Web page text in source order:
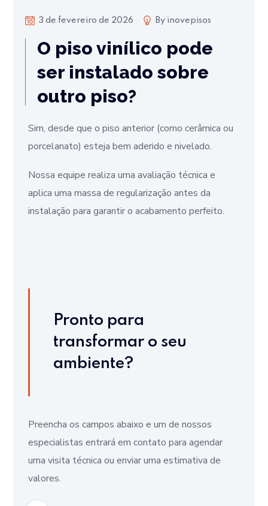
3 de fevereiro de 2026 By inovepisos
O piso vinílico pode
ser instalado sobre
outro piso?
Sim, desde que o piso anterior (como cerâmica ou
porcelanato) esteja bem aderido e nivelado.
Nossa equipe realiza uma avaliação técnica e
aplica uma massa de regularização antes da
instalação para garantir o acabamento perfeito.
Pronto para
transformar o seu
ambiente?
Preencha os campos abaixo e um de nossos
especialistas entrará em contato para agendar
uma visita técnica ou enviar uma estimativa de
valores.